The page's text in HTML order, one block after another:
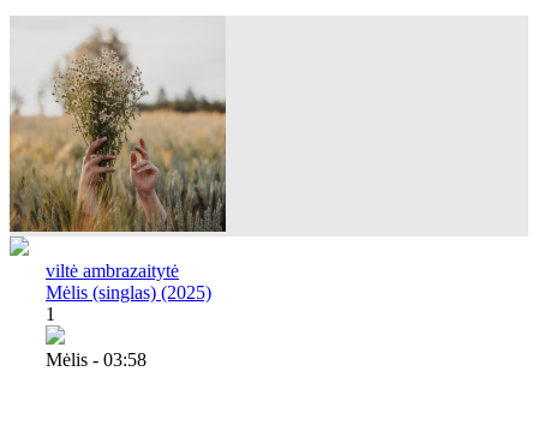
viltė ambrazaitytė
Mėlis (singlas) (2025)
1
Mėlis - 03:58